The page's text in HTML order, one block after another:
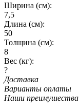
Ширина (см):
7,5
Длина (см):
50
Толщина (см):
8
Вес (кг):
?
Доставка
Варианты оплаты
Наши преимушества